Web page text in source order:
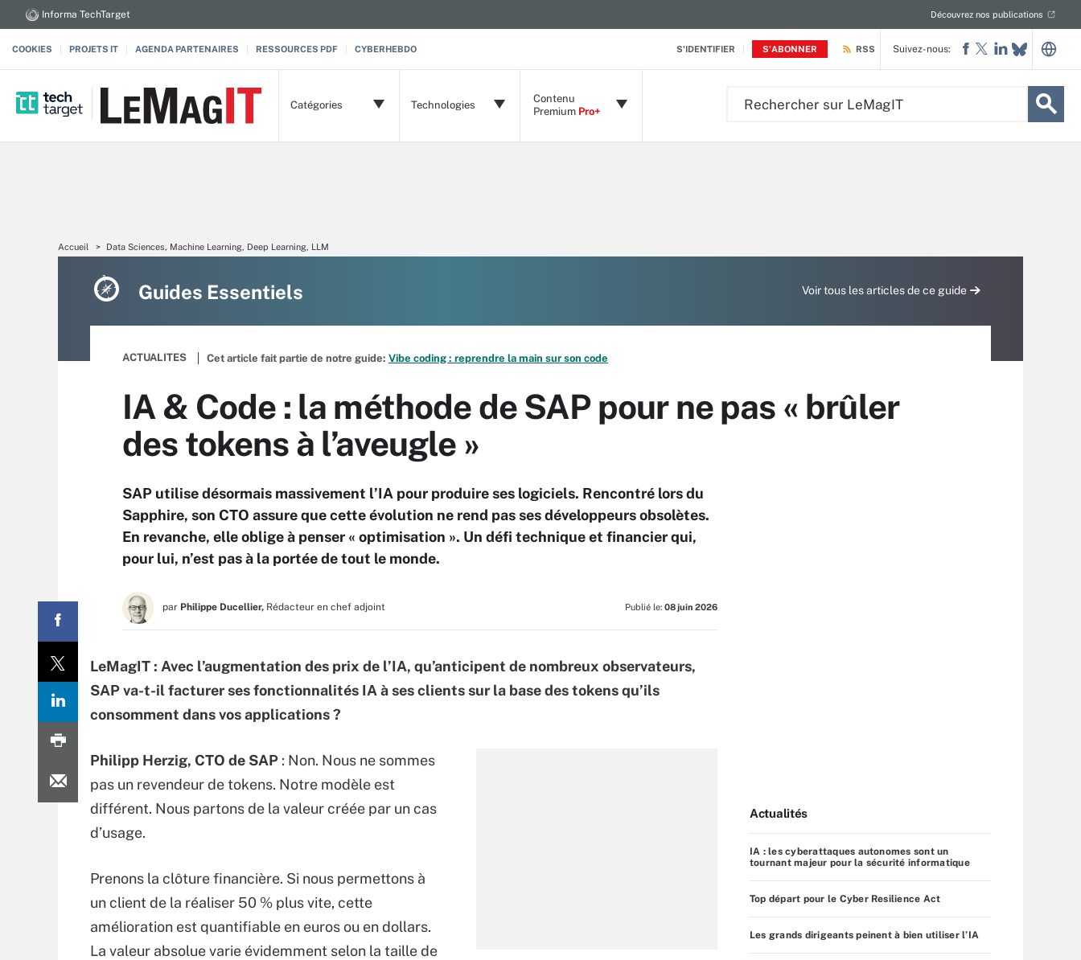
S'IDENTIFIER S'ABONNER
Informa TechTarget Découvrez nos publications
COOKIES PROJETS IT AGENDA PARTENAIRES RESSOURCES PDF CYBERHEBDO RSS
Catégories Technologies
Contenu
Premium Pro+
Suivez-nous:
Accueil Data Sciences, Machine Learning, Deep Learning, LLM
Guides Essentiels Voir tous les articles de ce guide
ACTUALITES Cet article fait partie de notre guide: Vibe coding : reprendre la main sur son code
IA & Code : la méthode de SAP pour ne pas « brûler
des tokens à l’aveugle »
SAP utilise désormais massivement l’IA pour produire ses logiciels. Rencontré lors du
Sapphire, son CTO assure que cette évolution ne rend pas ses développeurs obsolètes.
En revanche, elle oblige à penser « optimisation ». Un défi technique et financier qui,
pour lui, n’est pas à la portée de tout le monde.
par Philippe Ducellier, Rédacteur en chef adjoint Publié le: 08 juin 2026
LeMagIT : Avec l’augmentation des prix de l’IA, qu’anticipent de nombreux observateurs,
SAP va-t-il facturer ses fonctionnalités IA à ses clients sur la base des tokens qu’ils
consomment dans vos applications ?
Philipp Herzig, CTO de SAP : Non. Nous ne sommes
pas un revendeur de tokens. Notre modèle est
différent. Nous partons de la valeur créée par un cas
d’usage.
Prenons la clôture financière. Si nous permettons à
un client de la réaliser 50 % plus vite, cette
amélioration est quantifiable en euros ou en dollars.
La valeur absolue varie évidemment selon la taille de
Actualités
IA : les cyberattaques autonomes sont un
tournant majeur pour la sécurité informatique
Top départ pour le Cyber Resilience Act
Les grands dirigeants peinent à bien utiliser l’IA